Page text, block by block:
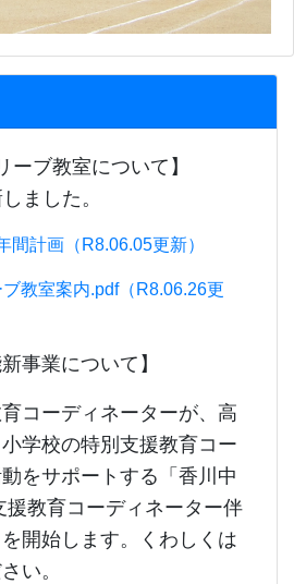
ブ教室について】
ました。
間計画（R8.06.05更新）
教室案内.pdf（R8.06.26更
事業について】
コーディネーターが、高
学校の特別支援教育コー
をサポートする「香川中
援教育コーディネーター伴
開始します。くわしくは
い。